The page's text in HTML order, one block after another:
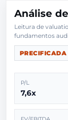
Análise
Leitura de
PRECIFICADA
P/L
7,6x